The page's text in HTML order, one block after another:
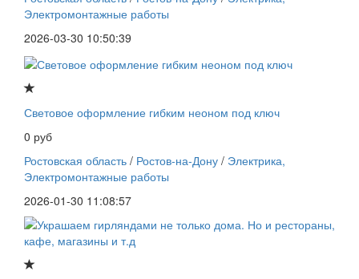
Электромонтажные работы
2026-03-30 10:50:39
Световое оформление гибким неоном под ключ
0 руб
Ростовская область / Ростов-на-Дону / Электрика,
Электромонтажные работы
2026-01-30 11:08:57